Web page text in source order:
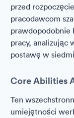
przed
pracodawcom
prawdopodobnie
pracy, analizując
postawę w
Core Abilities
Ten
umiejętności